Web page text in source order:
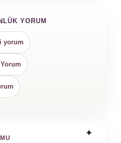
YORUM
yorum